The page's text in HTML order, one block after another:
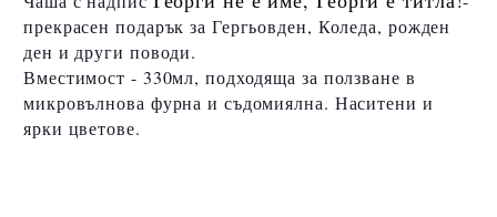
прекрасен подарък за Гергьовден, Коледа, рожден
ден и други поводи.
Вместимост - 330мл, подходяща за ползване в
микровълнова фурна и съдомиялна. Наситени и
ярки цветове.